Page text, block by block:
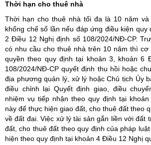
Thời hạn cho thuê nhà
Thời hạn cho thuê nhà tối đa là 10 năm
khống chế số lần nếu đáp ứng điều kiện quy
2 Điều 12 Nghị định số 108/2024/NĐ-CP.
có nhu cầu cho thuê nhà trên 10 năm thì
quyền theo quy định tại khoản 3, khoản 6
108/2024/NĐ-CP quyết định thu hồi hoặc
địa phương quản lý, xử lý hoặc Chủ tịch Ủy
điều chỉnh lại Quyết định giao, điều
nhiệm vụ tiếp nhận theo quy định tại
này để thực hiện giao đất, cho thuê đất theo
về đất đai. Việc xử lý tài sản gắn liền với đất
đất, cho thuê đất theo quy định của pháp
hiện theo quy định tại khoản 4 Điều 12 Nghị